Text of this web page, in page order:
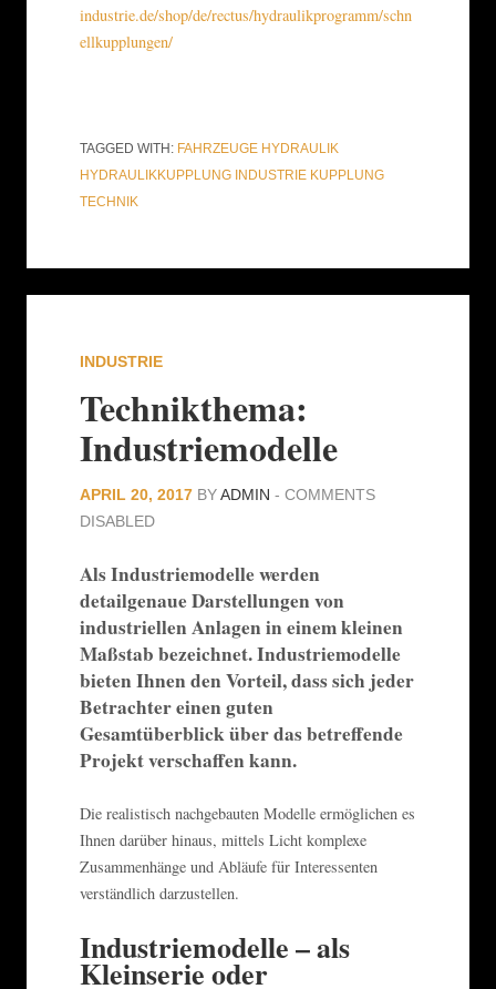
industrie.de/shop/de/rectus/hydraulikprogramm/schn
ellkupplungen/
TAGGED WITH: FAHRZEUGE HYDRAULIK
HYDRAULIKKUPPLUNG
INDUSTRIE KUPPLUNG
TECHNIK
INDUSTRIE
Technikthema:
Industriemodelle
APRIL 20, 2017 BYADMIN - COMMENTS
DISABLED
Als Industriemodelle werden
detailgenaue Darstellungen von
industriellen Anlagen in einem kleinen
Maßstab bezeichnet. Industriemodelle
bieten Ihnen den Vorteil, dass sich jeder
Betrachter einen guten
Gesamtüberblick über das betreffende
Projekt verschaffen kann.
Die realistisch nachgebauten Modelle ermöglichen es
Ihnen darüber hinaus, mittels Licht komplexe
Zusammenhänge und Abläufe für Interessenten
verständlich darzustellen.
Industriemodelle – als
Kleinserie oder